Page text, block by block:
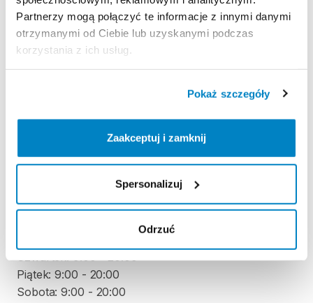
Partnerzy mogą połączyć te informacje z innymi danymi
otrzymanymi od Ciebie lub uzyskanymi podczas
korzystania z ich usług.
Pokaż szczegóły
Zaakceptuj i zamknij
Spersonalizuj
Odrzuć
Regulamin wypożyczalni
ODBIÓR I ZWROT SPRZĘTU
Poniedziałek: 9:00 - 20:00
Czwartek: 9:00 - 20:00
Piątek: 9:00 - 20:00
Sobota: 9:00 - 20:00